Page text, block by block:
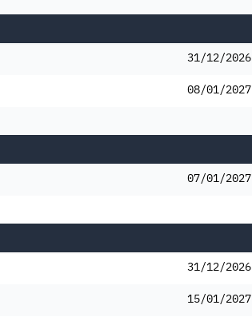
31/12/2026
08/01/2027
07/01/2027
31/12/2026
15/01/2027